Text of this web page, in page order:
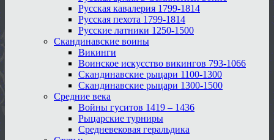
Русская кавалерия 1799-1814
Русская пехота 1799-1814
Русские латники 1250-1500
Скандинавские воины
Викинги
Воинское искусство викингов 793-1066
Скандинавские рыцари 1100-1300
Скандинавские рыцари 1300-1500
Средние века
Войны гуситов 1419 – 1436
Рыцарские турниры
Средневековая геральдика